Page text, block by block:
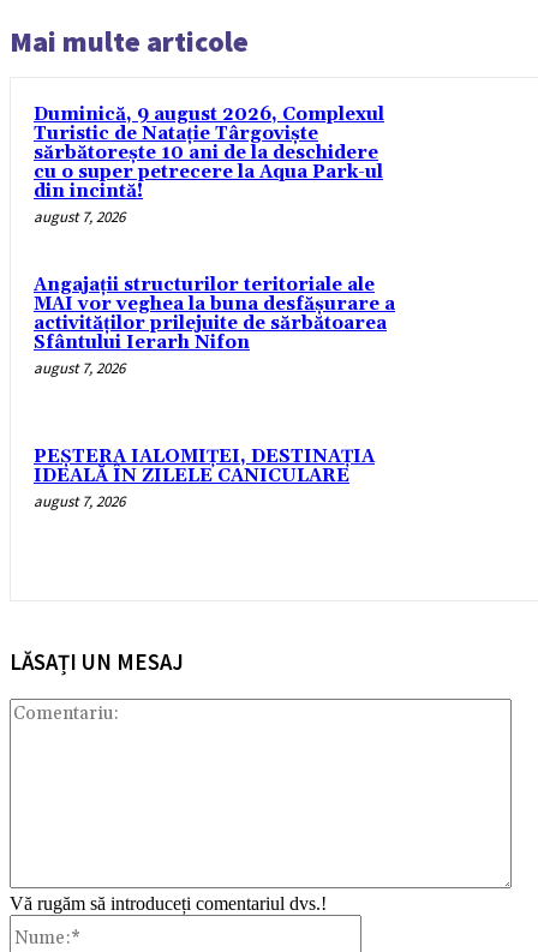
Mai multe articole
Duminică, 9 august 2026, Complexul
Turistic de Natație Târgoviște
sărbătorește 10 ani de la deschidere
cu o super petrecere la Aqua Park-ul
din incintă!
august 7, 2026
Angajații structurilor teritoriale ale
MAI vor veghea la buna desfășurare a
activităților prilejuite de sărbătoarea
Sfântului Ierarh Nifon
august 7, 2026
PEȘTERA IALOMIȚEI, DESTINAȚIA
IDEALĂ ÎN ZILELE CANICULARE
august 7, 2026
LĂSAȚI UN MESAJ
Vă rugăm să introduceți comentariul dvs.!